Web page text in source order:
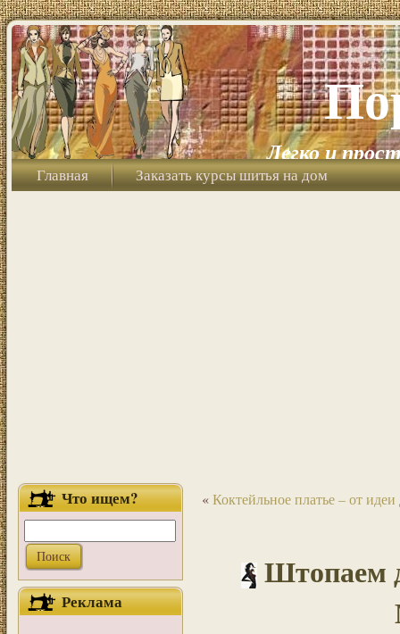
Легко и
Главная Заказать курсы шитья на дом
Что ищем?
Реклама
«Коктейльное платье – от
Штопаем